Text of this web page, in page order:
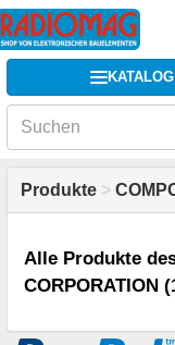
KATALOG
Produkte >
Alle Produkte
CORPORATION